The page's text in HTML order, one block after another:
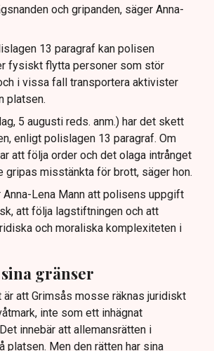
och gripanden, säger Anna-
13 paragraf kan polisen
fysiskt flytta personer som stör
i vissa fall transportera aktivister
platsen.
5 augusti reds. anm.) har det skett
enligt polislagen 13 paragraf. Om
att följa order och det olaga intrånget
gripas misstänkta för brott, säger hon.
Anna-Lena Mann att polisens uppgift
att följa lagstiftningen och att
och moraliska komplexiteten i
gränser
är att Grimsås mosse räknas juridiskt
inte som ett inhägnat
innebär att allemansrätten i
platsen. Men den rätten har sina